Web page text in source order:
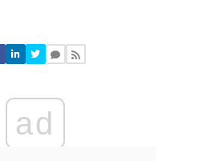
komentarzy
swoje komentarze
Anuluj
ad